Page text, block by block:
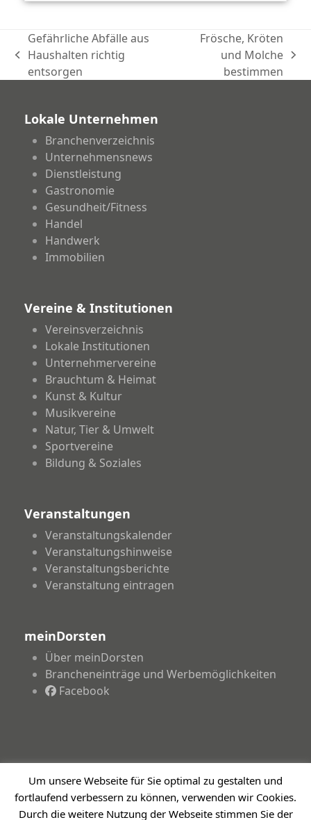
vorheriger
Beitrag:
Gefährliche Abfälle aus
Haushalten richtig
entsorgen
Nächster
Beitrag:
Frösche, Kröten
und Molche
bestimmen
Lokale Unternehmen
Branchenverzeichnis
Unternehmensnews
Dienstleistung
Gastronomie
Gesundheit/Fitness
Handel
Handwerk
Immobilien
Vereine & Institutionen
Vereinsverzeichnis
Lokale Institutionen
Unternehmervereine
Brauchtum & Heimat
Kunst & Kultur
Musikvereine
Natur, Tier & Umwelt
Sportvereine
Bildung & Soziales
Veranstaltungen
Veranstaltungskalender
Veranstaltungshinweise
Veranstaltungsberichte
Veranstaltung eintragen
meinDorsten
Über meinDorsten
Brancheneinträge und Werbemöglichkeiten
Facebook
Copyright 2026 - meinDorsten.de - Informationen für
unsere Region
ImpressumDatenschutzerklärungHaftungsausschluss
Um unsere Webseite für Sie optimal zu gestalten und
fortlaufend verbessern zu können, verwenden wir Cookies.
Durch die weitere Nutzung der Webseite stimmen Sie der